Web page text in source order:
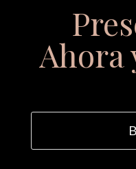
Ahora